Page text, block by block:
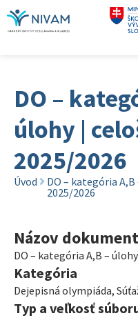
DO –
úlohy |
2025/2026
Úvod
DO – kategória
2025/2026
Názov
DO – kategória A,B –
Kategória
Dejepisná olympiáda,
Typ a veľkosť